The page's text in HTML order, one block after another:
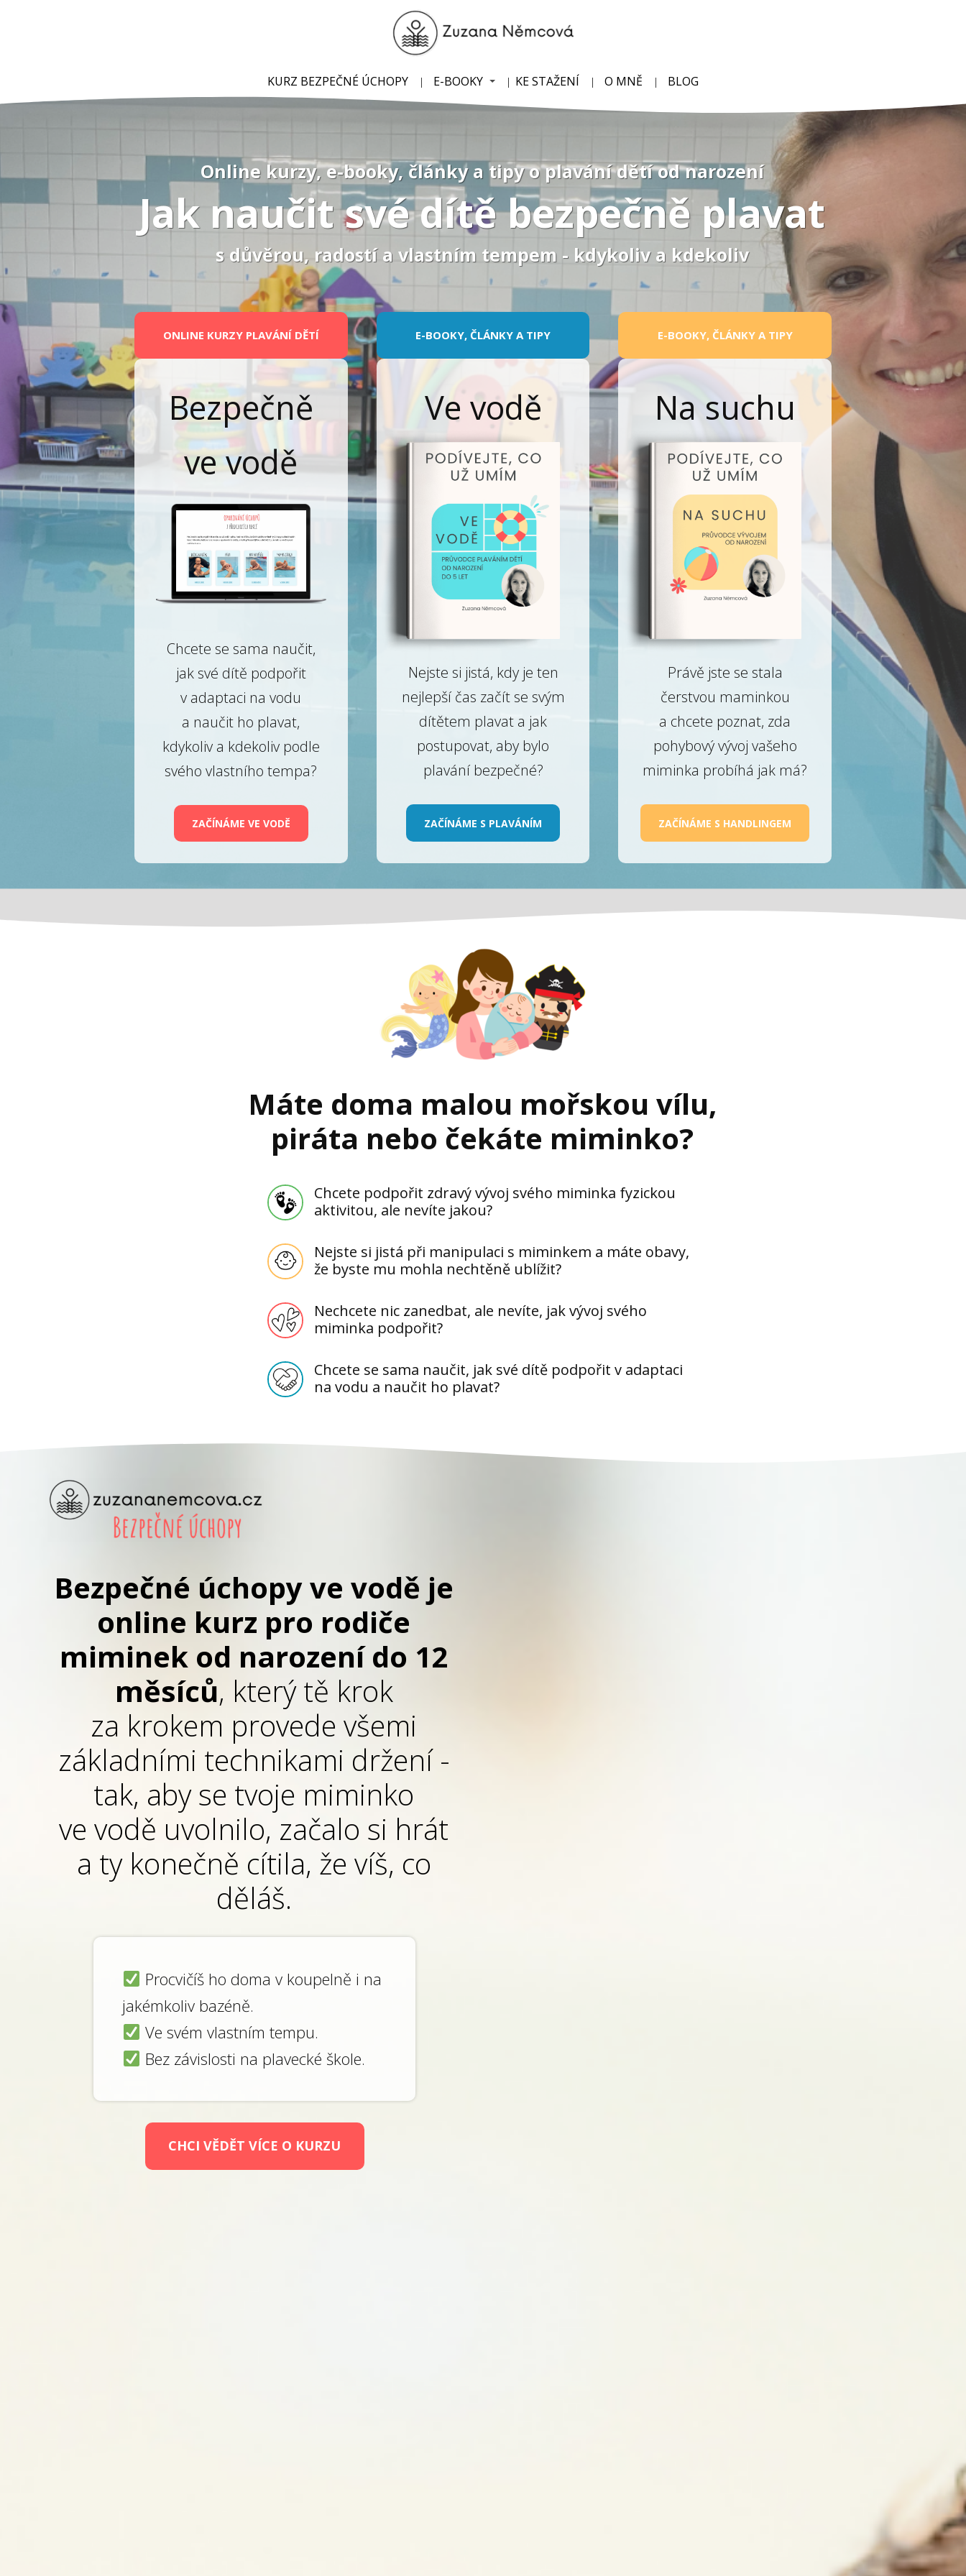
KURZ BEZPEČNÉ ÚCHOPY E-BOOKY KE STAŽENÍ O MNĚ BLOG
Online kurzy, e-booky, články a tipy o plavání dětí od narození
Jak naučit své dítě bezpečně plavat
s důvěrou, radostí a vlastním tempem - kdykoliv a kdekoliv
ONLINE KURZY PLAVÁNÍ DĚTÍ
Bezpečně
ve vodě
Chcete se sama naučit,
jak své dítě podpořit
v adaptaci na vodu
a naučit ho plavat,
kdykoliv a kdekoliv podle
svého vlastního tempa?
ZAČÍNÁME VE VODĚ
E-BOOKY, ČLÁNKY A TIPY
Ve vodě
Nejste si jistá, kdy je ten
nejlepší čas začít se svým
dítětem plavat a jak
postupovat, aby bylo
plavání bezpečné?
ZAČÍNÁME S PLAVÁNÍM
E-BOOKY, ČLÁNKY A TIPY
Na suchu
Právě jste se stala
čerstvou maminkou
a chcete poznat, zda
pohybový vývoj vašeho
miminka probíhá jak má?
ZAČÍNÁME S HANDLINGEM
Máte doma malou mořskou vílu,
piráta nebo čekáte miminko?
Chcete podpořit zdravý vývoj svého miminka fyzickou
aktivitou, ale nevíte jakou?
Nejste si jistá při manipulaci s miminkem a máte obavy,
že byste mu mohla nechtěně ublížit?
Nechcete nic zanedbat, ale nevíte, jak vývoj svého
miminka podpořit?
Chcete se sama naučit, jak své dítě podpořit v adaptaci
na vodu a naučit ho plavat?
Bezpečné úchopy ve vodě je
online kurz pro rodiče
miminek od narození do 12
měsíců, který tě krok
za krokem provede všemi
základními technikami držení -
tak, aby se tvoje miminko
ve vodě uvolnilo, začalo si hrát
a ty konečně cítila, že víš, co
děláš.
Procvičíš ho doma v koupelně i na
jakémkoliv bazéně.
Ve svém vlastním tempu.
Bez závislosti na plavecké škole.
CHCI VĚDĚT VÍCE O KURZU